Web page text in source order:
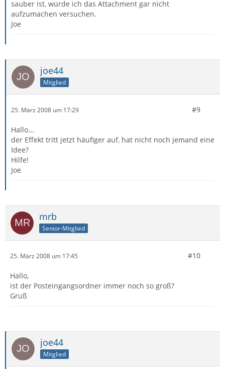
sauber ist, würde ich das Attachment gar nicht
aufzumachen versuchen.
Joe
joe44
Mitglied
25. März 2008 um 17:29 #9
Hallo...
der Effekt tritt jetzt häufiger auf, hat nicht noch jemand eine
Idee?
Hilfe!
Joe
mrb
Senior-Mitglied
25. März 2008 um 17:45 #10
Hallo,
ist der Posteingangsordner immer noch so groß?
Gruß
joe44
Mitglied